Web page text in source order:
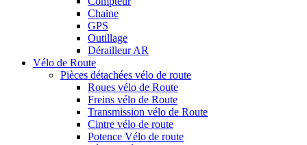
Chaine
GPS
Outillage
Dérailleur AR
Vélo de Route
Pièces détachées vélo de route
Roues vélo de Route
Freins vélo de Route
Transmission vélo de Route
Cintre vélo de route
Potence Vélo de route